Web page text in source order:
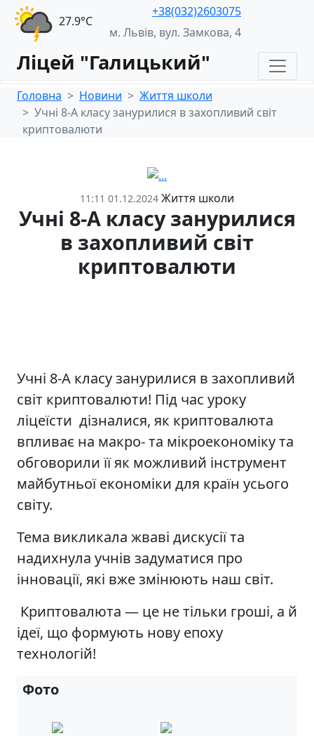
27.9°С
+38(032)2603075
м. Львів, вул. Замкова, 4
Ліцей "Галицький"
Головна Новини
Життя школи
Учні 8-А класу занурилися в захопливий світ
криптовалюти
11:11 01.12.2024 Життя школи
Учні 8-А класу занурилися
в захопливий світ
криптовалюти
Учні 8-А класу занурилися в захопливий
світ криптовалюти! Під час уроку
ліцеїсти дізналися, як криптовалюта
впливає на макро- та мікроекономіку та
обговорили її як можливий інструмент
майбутньої економіки для країн усього
світу.
Тема викликала жваві дискусії та
надихнула учнів задуматися про
інновації, які вже змінюють наш світ.
Криптовалюта — це не тільки гроші, а й
ідеї, що формують нову епоху
технологій!
Фото